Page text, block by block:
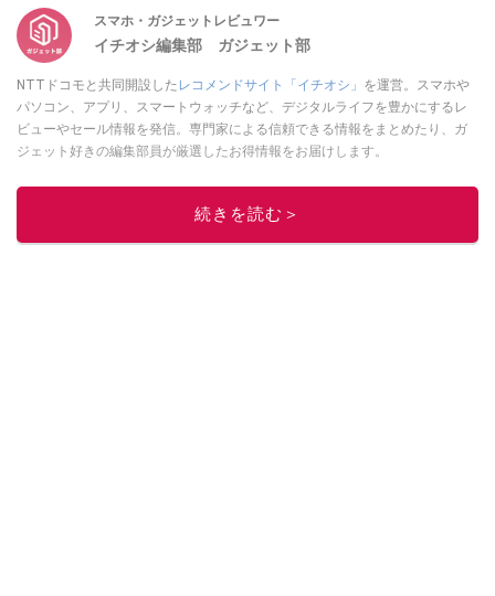
スマホ・ガジェットレビュワー
イチオシ編集部 ガジェット部
NTTドコモと共同開設したレコメンドサイト「イチオシ」 を運営。スマホや
パソコン、アプリ、スマートウォッチなど、デジタルライフを豊かにするレ
ビューやセール情報を発信。専門家による信頼できる情報をまとめたり、ガ
ジェット好きの編集部員が厳選したお得情報をお届けします。
このイチオシストの他の記事を読む
続きを読む＞